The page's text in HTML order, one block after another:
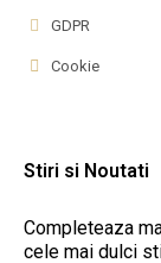
GDPR
Cookie
Stiri si Noutati
Completeaza
cele mai dulci